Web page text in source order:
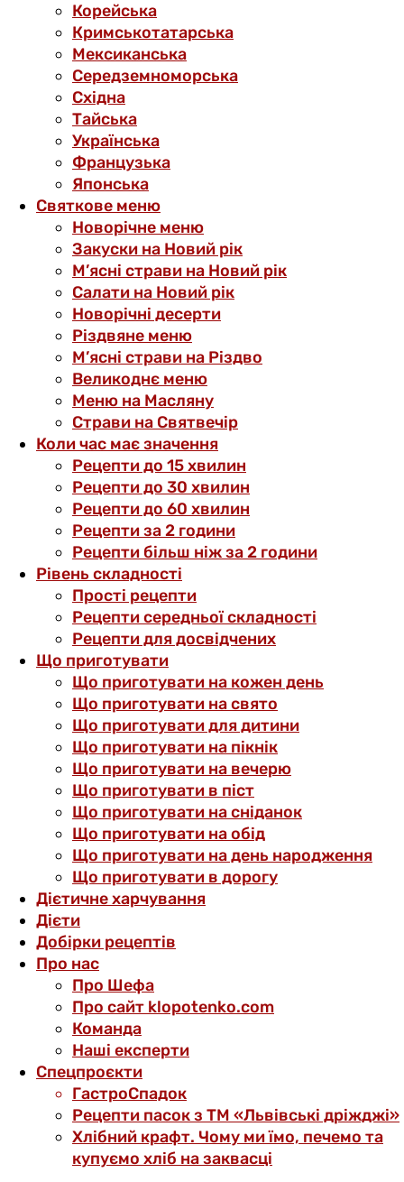
Корейська
Кримськотатарська
Мексиканська
Середземноморська
Східна
Тайська
Українська
Французька
Японська
Святкове меню
Новорічне меню
Закуски на Новий рік
М’ясні страви на Новий рік
Салати на Новий рік
Новорічні десерти
Різдвяне меню
М’ясні страви на Різдво
Великоднє меню
Меню на Масляну
Страви на Святвечір
Коли час має значення
Рецепти до 15 хвилин
Рецепти до 30 хвилин
Рецепти до 60 хвилин
Рецепти за 2 години
Рецепти більш ніж за 2 години
Рівень складності
Прості рецепти
Рецепти середньої складності
Рецепти для досвідчених
Що приготувати
Що приготувати на кожен день
Що приготувати на свято
Що приготувати для дитини
Що приготувати на пікнік
Що приготувати на вечерю
Що приготувати в піст
Що приготувати на сніданок
Що приготувати на обід
Що приготувати на день народження
Що приготувати в дорогу
Дієтичне харчування
Дієти
Добірки рецептів
Про нас
Про Шефа
Про сайт klopotenko.com
Команда
Наші експерти
Спецпроєкти
ГастроСпадок
Рецепти пасок з ТМ «Львівські дріжджі»
Хлібний крафт. Чому ми їмо, печемо та
купуємо хліб на заквасці